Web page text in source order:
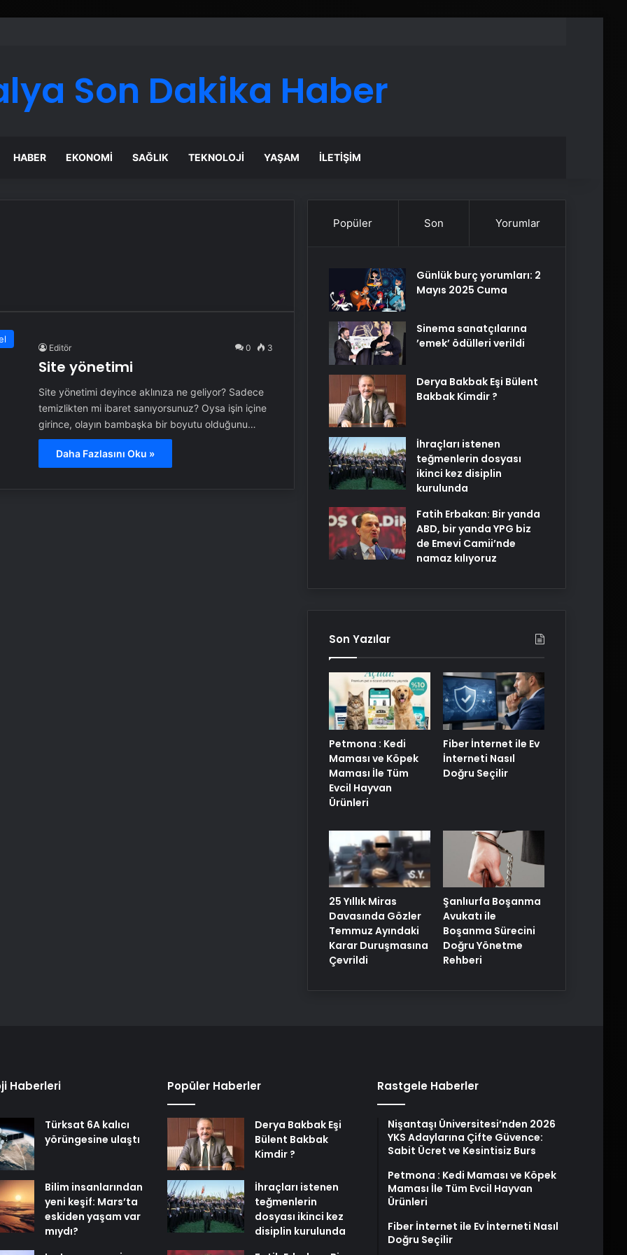
Son Dakika Haber
HABER EKONOMI SAĞLIK TEKNOLOJI YAŞAM İLETIŞIM
Editör 0 3
Site yönetimi
Site yönetimi deyince aklınıza ne geliyor? Sadece
temizlikten mi ibaret sanıyorsunuz? Oysa işin içine
girince, olayın bambaşka bir boyutu olduğunu…
Daha Fazlasını Oku »
Popüler Son Yorumlar
Günlük burç yorumları: 2
Mayıs 2025 Cuma
Sinema sanatçılarına
’emek’ ödülleri verildi
Derya Bakbak Eşi Bülent
Bakbak Kimdir ?
İhraçları istenen
teğmenlerin dosyası
ikinci kez disiplin
kurulunda
Fatih Erbakan: Bir yanda
ABD, bir yanda YPG biz
de Emevi Camii’nde
namaz kılıyoruz
Son Yazılar
Petmona : Kedi
Maması ve Köpek
Maması İle Tüm
Evcil Hayvan
Ürünleri
Fiber İnternet ile Ev
İnterneti Nasıl
Doğru Seçilir
25 Yıllık Miras
Davasında Gözler
Temmuz Ayındaki
Karar Duruşmasına
Çevrildi
Şanlıurfa Boşanma
Avukatı ile
Boşanma Sürecini
Doğru Yönetme
Rehberi
Haberleri
Türksat 6A kalıcı
yörüngesine ulaştı
Bilim insanlarından
yeni keşif: Mars’ta
eskiden yaşam var
mıydı?
Popüler Haberler
Derya Bakbak Eşi
Bülent Bakbak
Kimdir ?
İhraçları istenen
teğmenlerin
dosyası ikinci kez
disiplin kurulunda
Rastgele Haberler
Nişantaşı Üniversitesi’nden 2026
YKS Adaylarına Çifte Güvence:
Sabit Ücret ve Kesintisiz Burs
Petmona : Kedi Maması ve Köpek
Maması İle Tüm Evcil Hayvan
Ürünleri
Fiber İnternet ile Ev İnterneti Nasıl
Doğru Seçilir